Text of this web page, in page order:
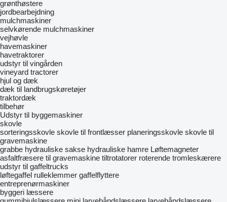
grønthøstere
jordbearbejdning
mulchmaskiner
selvkørende mulchmaskiner
vejhøvle
havemaskiner
havetraktorer
udstyr til vingården
vineyard tractorer
hjul og dæk
dæk til landbrugskøretøjer
traktordæk
tilbehør
Udstyr til byggemaskiner
skovle
sorteringsskovle skovle til frontlæsser planeringsskovle skovle til
gravemaskine
grabbe hydrauliske sakse hydrauliske hamre Løftemagneter
asfaltfræsere til gravemaskine tiltrotatorer roterende tromleskærere
udstyr til gaffeltrucks
løftegaffel rulleklemmer gaffelflyttere
entreprenørmaskiner
byggeri læssere